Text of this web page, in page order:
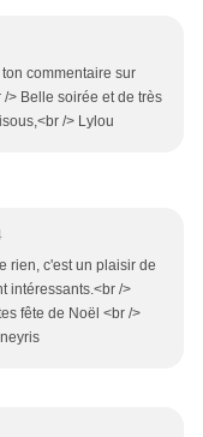
commentaire sur
> Belle soirée et de très
/> Lylou
rien, c'est un plaisir de
intéressants.<br />
fête de Noël <br />